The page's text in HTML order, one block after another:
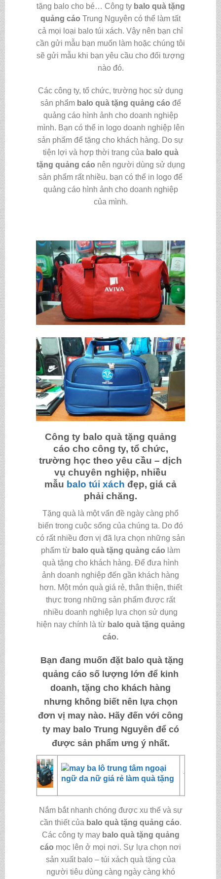
tặng balo cho bé… Công ty balo quà tặng
quảng cáo Trung Nguyên có thể làm tất
cả mọi loại balo túi xách. Vậy nên bạn chỉ
cần gửi mẫu bạn muốn làm hoặc chúng tôi
sẽ gửi mẫu khi bạn yêu cầu cho đối tượng
nào đó.
Các công ty, tổ chức, trường học sử dụng
sản phẩm balo quà tặng quảng cáo để
quảng cáo hình ảnh cho doanh nghiệp
mình. Bạn có thể in logo doanh nghiệp lên
sản phẩm để tặng cho khách hàng. Do sự
tiện lợi và hợp thời trang của balo quà
tặng quảng cáo nên người dùng sử dụng
sản phẩm rất nhiều. bạn có thể in logo để
quảng cáo hình ảnh cho doanh nghiệp
của mình.
Công ty balo quà tặng quảng
cáo cho công ty, tổ chức,
trường học theo yêu cầu – dịch
vụ chuyên nghiệp, nhiều
mẫu balo túi xách đẹp, giá cả
phải chăng.
Tặng quà là một vấn đề ngày càng phổ
biến trong cuộc sống của chúng ta. Do đó
có rất nhiều đơn vị đã lựa chọn những sản
phẩm từ balo quà tặng quảng cáo làm
quà tặng cho khách hàng. Để đưa hình
ảnh doanh nghiệp đến gần khách hàng
hơn. Một món quà giá rẻ, thân thiện, thiết
thực trong những sản phẩm được rất
nhiều doanh nghiệp lựa chọn sử dụng
hiện nay chính là từ balo quà tặng quảng
cáo.
Bạn đang muốn đặt balo quà tặng
quảng cáo số lượng lớn để kinh
doanh, tặng cho khách hàng
nhưng không biết nên lựa chọn
đơn vị may nào. Hãy đến với công
ty may balo Trung Nguyên để có
được sản phẩm ưng ý nhất.
Nắm bắt nhanh chóng được xu thế và sự
cần thiết của balo quà tặng quảng cáo.
Các công ty may balo quà tặng quảng
cáo mọc lên ở mọi nơi. Sự lựa chọn nơi
sản xuất balo – túi xách quà tặng của
người tiêu dùng càng ngày càng khó